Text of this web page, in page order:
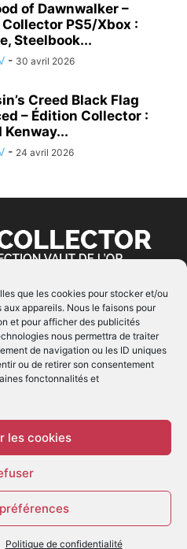
que les cookies pour stocker et/ou
appareils. Nous le faisons pour
et pour afficher des publicités
nous permettra de traiter
de navigation ou les ID uniques
ou de retirer son consentement
fonctonnalités et
les cookies
Politique de confidentialité
of Dawnwalker –
PS5/Xbox :
Steelbook...
- 30 avril 2026
Creed Black Flag
– Édition Collector :
Kenway...
- 24 avril 2026
parEIMAI| Tous Droits
:EIMAI